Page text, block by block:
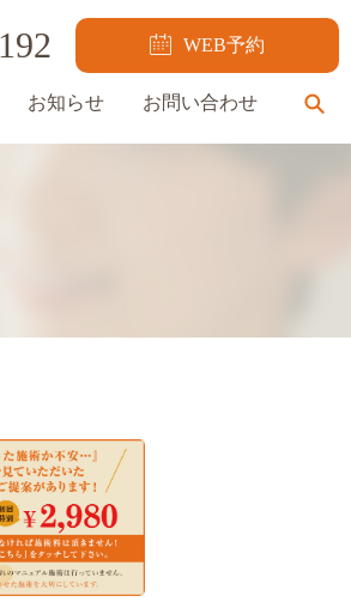
WEB予約
お知らせ お問い合わせ